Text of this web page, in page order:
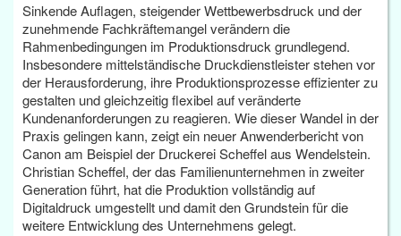
Sinkende Auflagen, steigender Wettbewerbsdruck und der
zunehmende Fachkräftemangel verändern die
Rahmenbedingungen im Produktionsdruck grundlegend.
Insbesondere mittelständische Druckdienstleister stehen vor
der Herausforderung, ihre Produktionsprozesse effizienter zu
gestalten und gleichzeitig flexibel auf veränderte
Kundenanforderungen zu reagieren. Wie dieser Wandel in der
Praxis gelingen kann, zeigt ein neuer Anwenderbericht von
Canon am Beispiel der Druckerei Scheffel aus Wendelstein.
Christian Scheffel, der das Familienunternehmen in zweiter
Generation führt, hat die Produktion vollständig auf
Digitaldruck umgestellt und damit den Grundstein für die
weitere Entwicklung des Unternehmens gelegt.